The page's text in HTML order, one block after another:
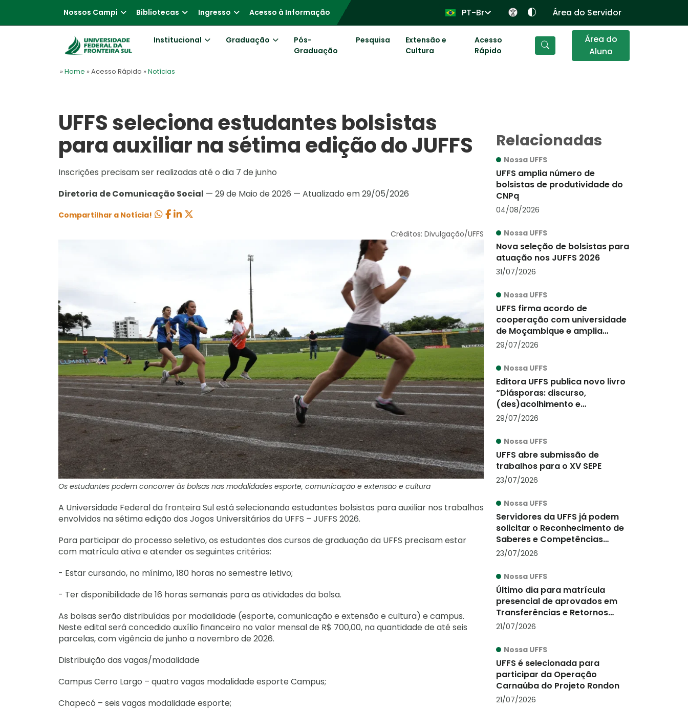
Nossos Campi Bibliotecas Ingresso Acesso à Informação PT-Br Área do Servidor
Institucional Graduação
Pós-
Graduação
Pesquisa
Extensão e
Cultura
Acesso
Rápido
Área do
Aluno
» Home » Acesso Rápido » Notícias
UFFS seleciona estudantes bolsistas
para auxiliar na sétima edição do JUFFS
Inscrições precisam ser realizadas até o dia 7 de junho
Diretoria de Comunicação Social — 29 de Maio de 2026 — Atualizado em 29/05/2026
Compartilhar a Notícia!
Créditos: Divulgação/UFFS
Os estudantes podem concorrer às bolsas nas modalidades esporte, comunicação e extensão e cultura
A Universidade Federal da fronteira Sul está selecionando estudantes bolsistas para auxiliar nos trabalhos
envolvidos na sétima edição dos Jogos Universitários da UFFS – JUFFS 2026.
Para participar do processo seletivo, os estudantes dos cursos de graduação da UFFS precisam estar
com matrícula ativa e atender os seguintes critérios:
- Estar cursando, no mínimo, 180 horas no semestre letivo;
- Ter disponibilidade de 16 horas semanais para as atividades da bolsa.
As bolsas serão distribuídas por modalidade (esporte, comunicação e extensão e cultura) e campus.
Neste edital será concedido auxílio financeiro no valor mensal de R$ 700,00, na quantidade de até seis
parcelas, com vigência de junho a novembro de 2026.
Distribuição das vagas/modalidade
Campus Cerro Largo – quatro vagas modalidade esporte Campus;
Chapecó – seis vagas modalidade esporte;
Relacionadas
Nossa UFFS
UFFS amplia número de
bolsistas de produtividade do
CNPq
04/08/2026
Nossa UFFS
Nova seleção de bolsistas para
atuação nos JUFFS 2026
31/07/2026
Nossa UFFS
UFFS firma acordo de
cooperação com universidade
de Moçambique e amplia
ações de internacionalização
29/07/2026
Nossa UFFS
Editora UFFS publica novo livro
“Diásporas: discurso,
(des)acolhimento e
alteridade”
29/07/2026
Nossa UFFS
UFFS abre submissão de
trabalhos para o XV SEPE
23/07/2026
Nossa UFFS
Servidores da UFFS já podem
solicitar o Reconhecimento de
Saberes e Competências
(RSC-PCCTAE)
23/07/2026
Nossa UFFS
Último dia para matrícula
presencial de aprovados em
Transferências e Retornos
2026/2
21/07/2026
Nossa UFFS
UFFS é selecionada para
participar da Operação
Carnaúba do Projeto Rondon
21/07/2026